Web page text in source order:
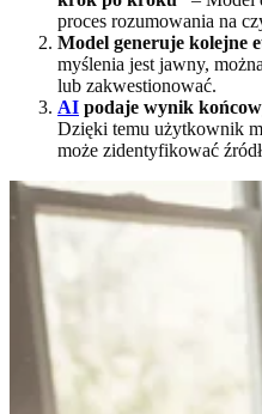
proces rozumowania na
Model generuje kolejne
myślenia jest jawny,
lub zakwestionować.
AI podaje wynik
Dzięki temu użytkownik
może zidentyfikować